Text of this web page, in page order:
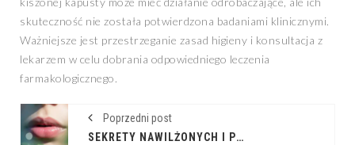
skuteczność nie została potwierdzona badaniami klinicznymi.
Ważniejsze jest przestrzeganie zasad higieny i konsultacja z
lekarzem w celu dobrania odpowiedniego leczenia
farmakologicznego.
Poprzedni post
SEKRETY NAWILŻONYCH I PEŁNYCH BLASKU UST